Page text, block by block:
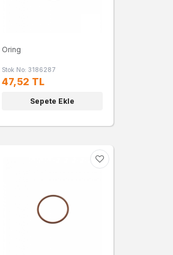
Oring
Stok No: 3186287
47,52 TL
Sepete Ekle